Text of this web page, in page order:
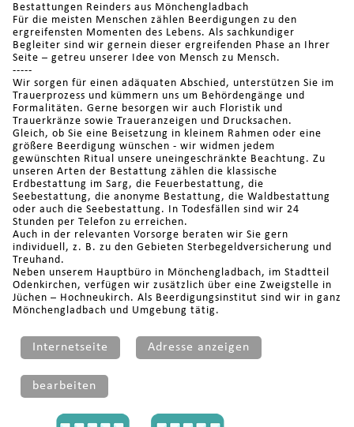
Bestattungen Reinders aus Mönchengladbach
Für die meisten Menschen zählen Beerdigungen zu den
ergreifensten Momenten des Lebens. Als sachkundiger
Begleiter sind wir gernein dieser ergreifenden Phase an Ihrer
Seite – getreu unserer Idee von Mensch zu Mensch.
-----
Wir sorgen für einen adäquaten Abschied, unterstützen Sie im
Trauerprozess und kümmern uns um Behördengänge und
Formalitäten. Gerne besorgen wir auch Floristik und
Trauerkränze sowie Traueranzeigen und Drucksachen.
Gleich, ob Sie eine Beisetzung in kleinem Rahmen oder eine
größere Beerdigung wünschen - wir widmen jedem
gewünschten Ritual unsere uneingeschränkte Beachtung. Zu
unseren Arten der Bestattung zählen die klassische
Erdbestattung im Sarg, die Feuerbestattung, die
Seebestattung, die anonyme Bestattung, die Waldbestattung
oder auch die Seebestattung. In Todesfällen sind wir 24
Stunden per Telefon zu erreichen.
Auch in der relevanten Vorsorge beraten wir Sie gern
individuell, z. B. zu den Gebieten Sterbegeldversicherung und
Treuhand.
Neben unserem Hauptbüro in Mönchengladbach, im Stadtteil
Odenkirchen, verfügen wir zusätzlich über eine Zweigstelle in
Jüchen – Hochneukirch. Als Beerdigungsinstitut sind wir in ganz
Mönchengladbach und Umgebung tätig.
Internetseite Adresse anzeigen
bearbeiten